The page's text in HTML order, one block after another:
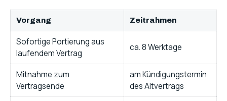
Vorgang Zeitrahmen
Sofortige Portierung aus
laufendem Vertrag
ca. 8 Werktage
Mitnahme zum
Vertragsende
am Kündigungstermin
des Altvertrags